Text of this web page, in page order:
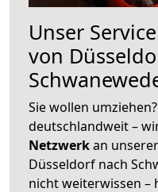
Unser
von
Sie wollen
deutschlandweit –
Netzwerkan
Düsseldorf nach
nicht weiterwissen –